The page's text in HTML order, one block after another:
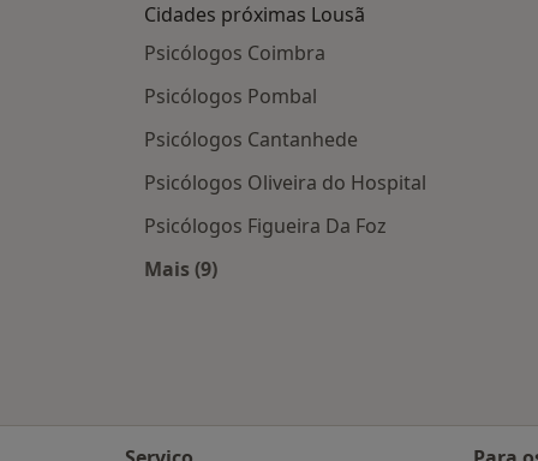
Cidades próximas Lousã
Psicólogos Coimbra
Psicólogos Pombal
Psicólogos Cantanhede
Psicólogos Oliveira do Hospital
Psicólogos Figueira Da Foz
Mais (9)